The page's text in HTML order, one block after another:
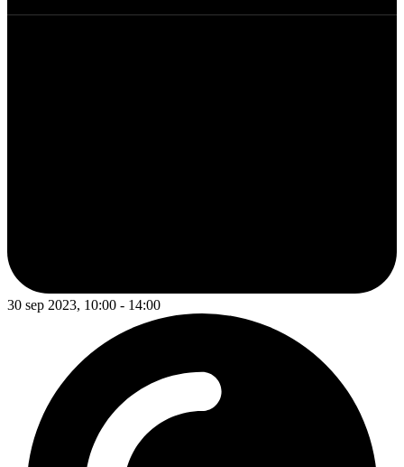
30 sep 2023, 10:00 - 14:00